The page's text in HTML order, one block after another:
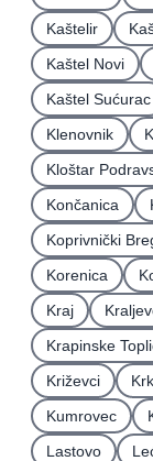
Kaštelir
Kaštel Novi
Kaštel Sućurac
Klenovnik
Kloštar
Končanica
Koprivnički
Korenica
Kraj
Krapinske
Križevci
Krk
Kumrovec
Lastovo